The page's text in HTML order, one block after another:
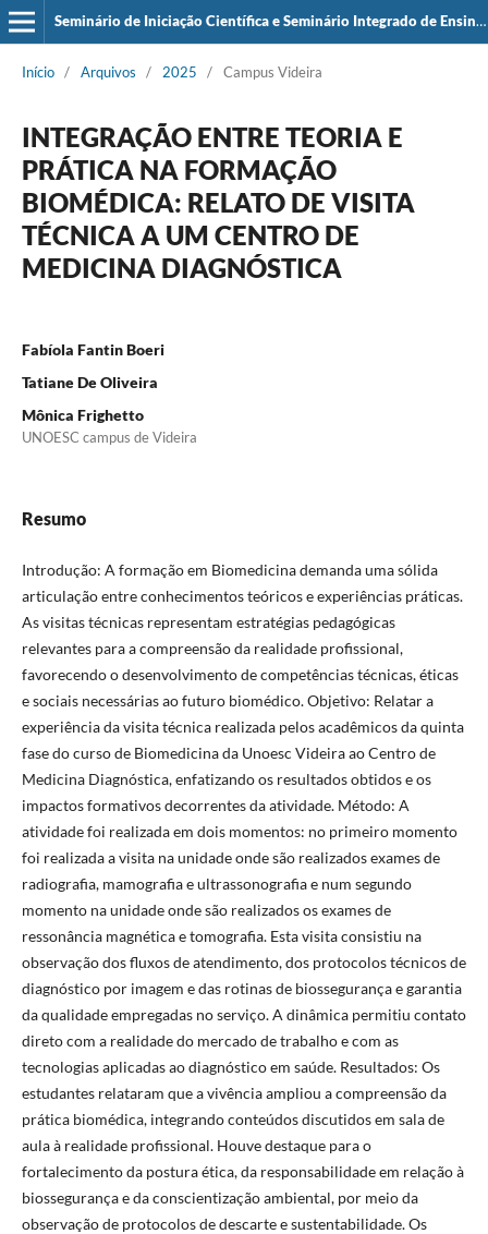
Seminário de Iniciação Científica e Seminário Integrado de Ensino, Pesquisa e Extensão (SIEPE)
Início / Arquivos / 2025 / Campus Videira
INTEGRAÇÃO ENTRE TEORIA E
PRÁTICA NA FORMAÇÃO
BIOMÉDICA: RELATO DE VISITA
TÉCNICA A UM CENTRO DE
MEDICINA DIAGNÓSTICA
Fabíola Fantin Boeri
Tatiane De Oliveira
Mônica Frighetto
UNOESC campus de Videira
Resumo
Introdução: A formação em Biomedicina demanda uma sólida
articulação entre conhecimentos teóricos e experiências práticas.
As visitas técnicas representam estratégias pedagógicas
relevantes para a compreensão da realidade profissional,
favorecendo o desenvolvimento de competências técnicas, éticas
e sociais necessárias ao futuro biomédico. Objetivo: Relatar a
experiência da visita técnica realizada pelos acadêmicos da quinta
fase do curso de Biomedicina da Unoesc Videira ao Centro de
Medicina Diagnóstica, enfatizando os resultados obtidos e os
impactos formativos decorrentes da atividade. Método: A
atividade foi realizada em dois momentos: no primeiro momento
foi realizada a visita na unidade onde são realizados exames de
radiografia, mamografia e ultrassonografia e num segundo
momento na unidade onde são realizados os exames de
ressonância magnética e tomografia. Esta visita consistiu na
observação dos fluxos de atendimento, dos protocolos técnicos de
diagnóstico por imagem e das rotinas de biossegurança e garantia
da qualidade empregadas no serviço. A dinâmica permitiu contato
direto com a realidade do mercado de trabalho e com as
tecnologias aplicadas ao diagnóstico em saúde. Resultados: Os
estudantes relataram que a vivência ampliou a compreensão da
prática biomédica, integrando conteúdos discutidos em sala de
aula à realidade profissional. Houve destaque para o
fortalecimento da postura ética, da responsabilidade em relação à
biossegurança e da conscientização ambiental, por meio da
observação de protocolos de descarte e sustentabilidade. Os